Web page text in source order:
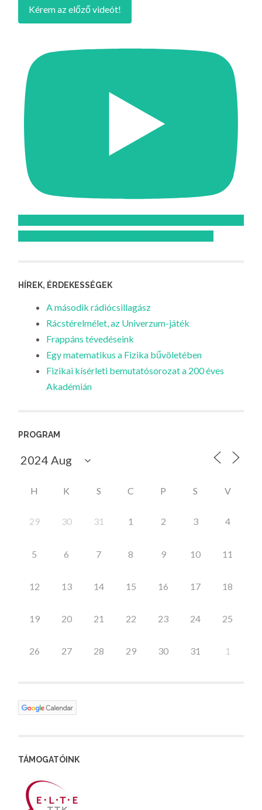
Kérem az előző videót!
HÍREK, ÉRDEKESSÉGEK
A második rádiócsillagász
Rácstérelmélet, az Univerzum-játék
Frappáns tévedéseink
Egy matematikus a Fizika bűvöletében
Fizikai kísérleti bemutatósorozat a 200 éves
Akadémián
PROGRAM
H K S C P S V
29 30 31 1 2 3 4
5 6 7 8 9 10 11
12 13 14 15 16 17 18
19 20 21 22 23 24 25
26 27 28 29 30 31 1
TÁMOGATÓINK